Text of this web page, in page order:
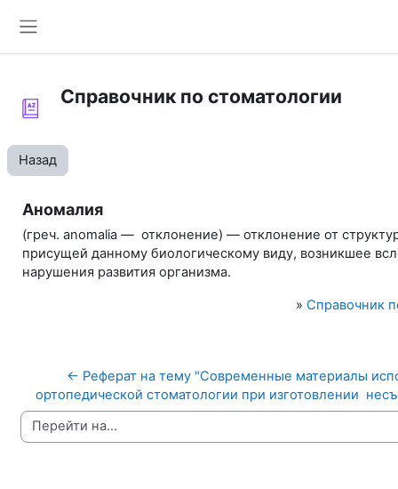
Справочник по стоматологии
Назад
Аномалия
(греч. anomalia — отклонение) — отклонение от
присущей данному биологическому виду, возникшее
нарушения развития организма.
» Справочник
← Реферат на тему "Современные материалы
ортопедической стоматологии при изготовлении
Перейти на...